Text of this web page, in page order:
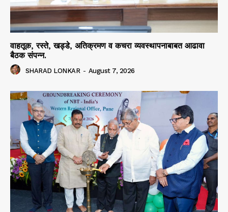
वाहतूक, रस्ते, खड्डे, अतिक्रमण व कचरा व्यवस्थापनाबाबत आढावा
बैठक संपन्न.
SHARAD LONKAR - August 7, 2026